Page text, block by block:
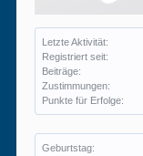
Letzte Aktivität:
Registriert seit:
Beiträge:
Zustimmungen:
Punkte für Erfolge:
Geburtstag: